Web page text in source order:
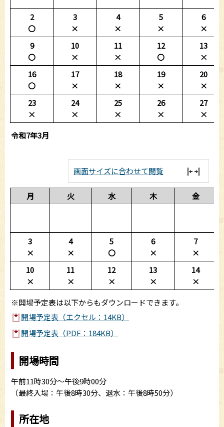
2
〇
3
×
4
×
5
×
6
×
9
〇
10
×
11
×
12
〇
13
×
16
〇
17
×
18
×
19
×
20
×
23
×
24
×
25
×
26
×
27
×
令和7年3月
画面サイズに合わせて閲覧
月 火 水 木 金
3
×
4
×
5
〇
6
×
7
×
10
×
11
×
12
×
13
×
14
×
※開場予定表は以下からもダウンロードできます。
開場予定表（エクセル：14KB）
開場予定表（PDF：184KB）
開場時間
午前11時30分～午後9時00分
（最終入場：午後8時30分、退水：午後8時50分）
所在地